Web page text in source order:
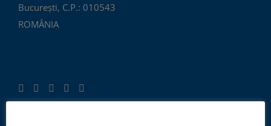
București, C.P.: 010543
ROMÂNIA